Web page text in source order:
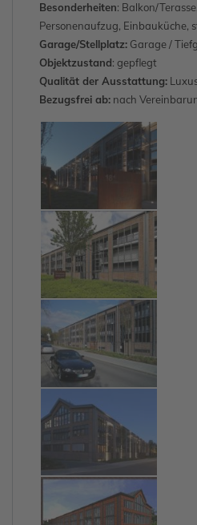
Besonderheiten: Balkon/
Personenaufzug, Einbauküche,
Garage/Stellplatz:Garage /
Objektzustand: gepflegt
Qualität der Ausstattung:
Bezugsfrei ab:nach